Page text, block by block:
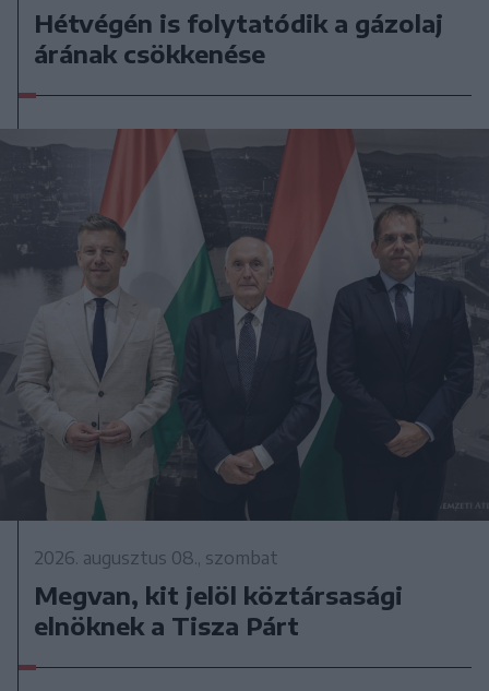
Hétvégén is folytatódik a gázolaj
árának csökkenése
2026. augusztus 08., szombat
Megvan, kit jelöl köztársasági
elnöknek a Tisza Párt